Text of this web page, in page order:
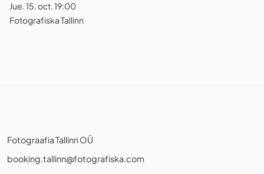
Jue. 15. oct. 19:00
Fotografiska Tallinn
Fotograafia Tallinn OÜ
booking.tallinn@fotografiska.com